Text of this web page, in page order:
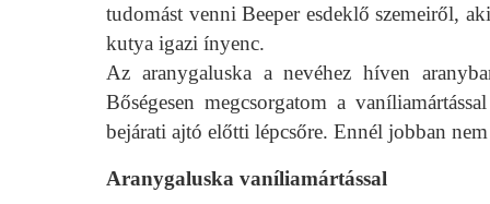
tudomást venni Beeper esdeklő szemeiről,
kutya igazi ínyenc.
Az aranygaluska a nevéhez híven
Bőségesen megcsorgatom a
bejárati ajtó előtti lépcsőre. Ennél jobban
Aranygaluska vaníliamártással